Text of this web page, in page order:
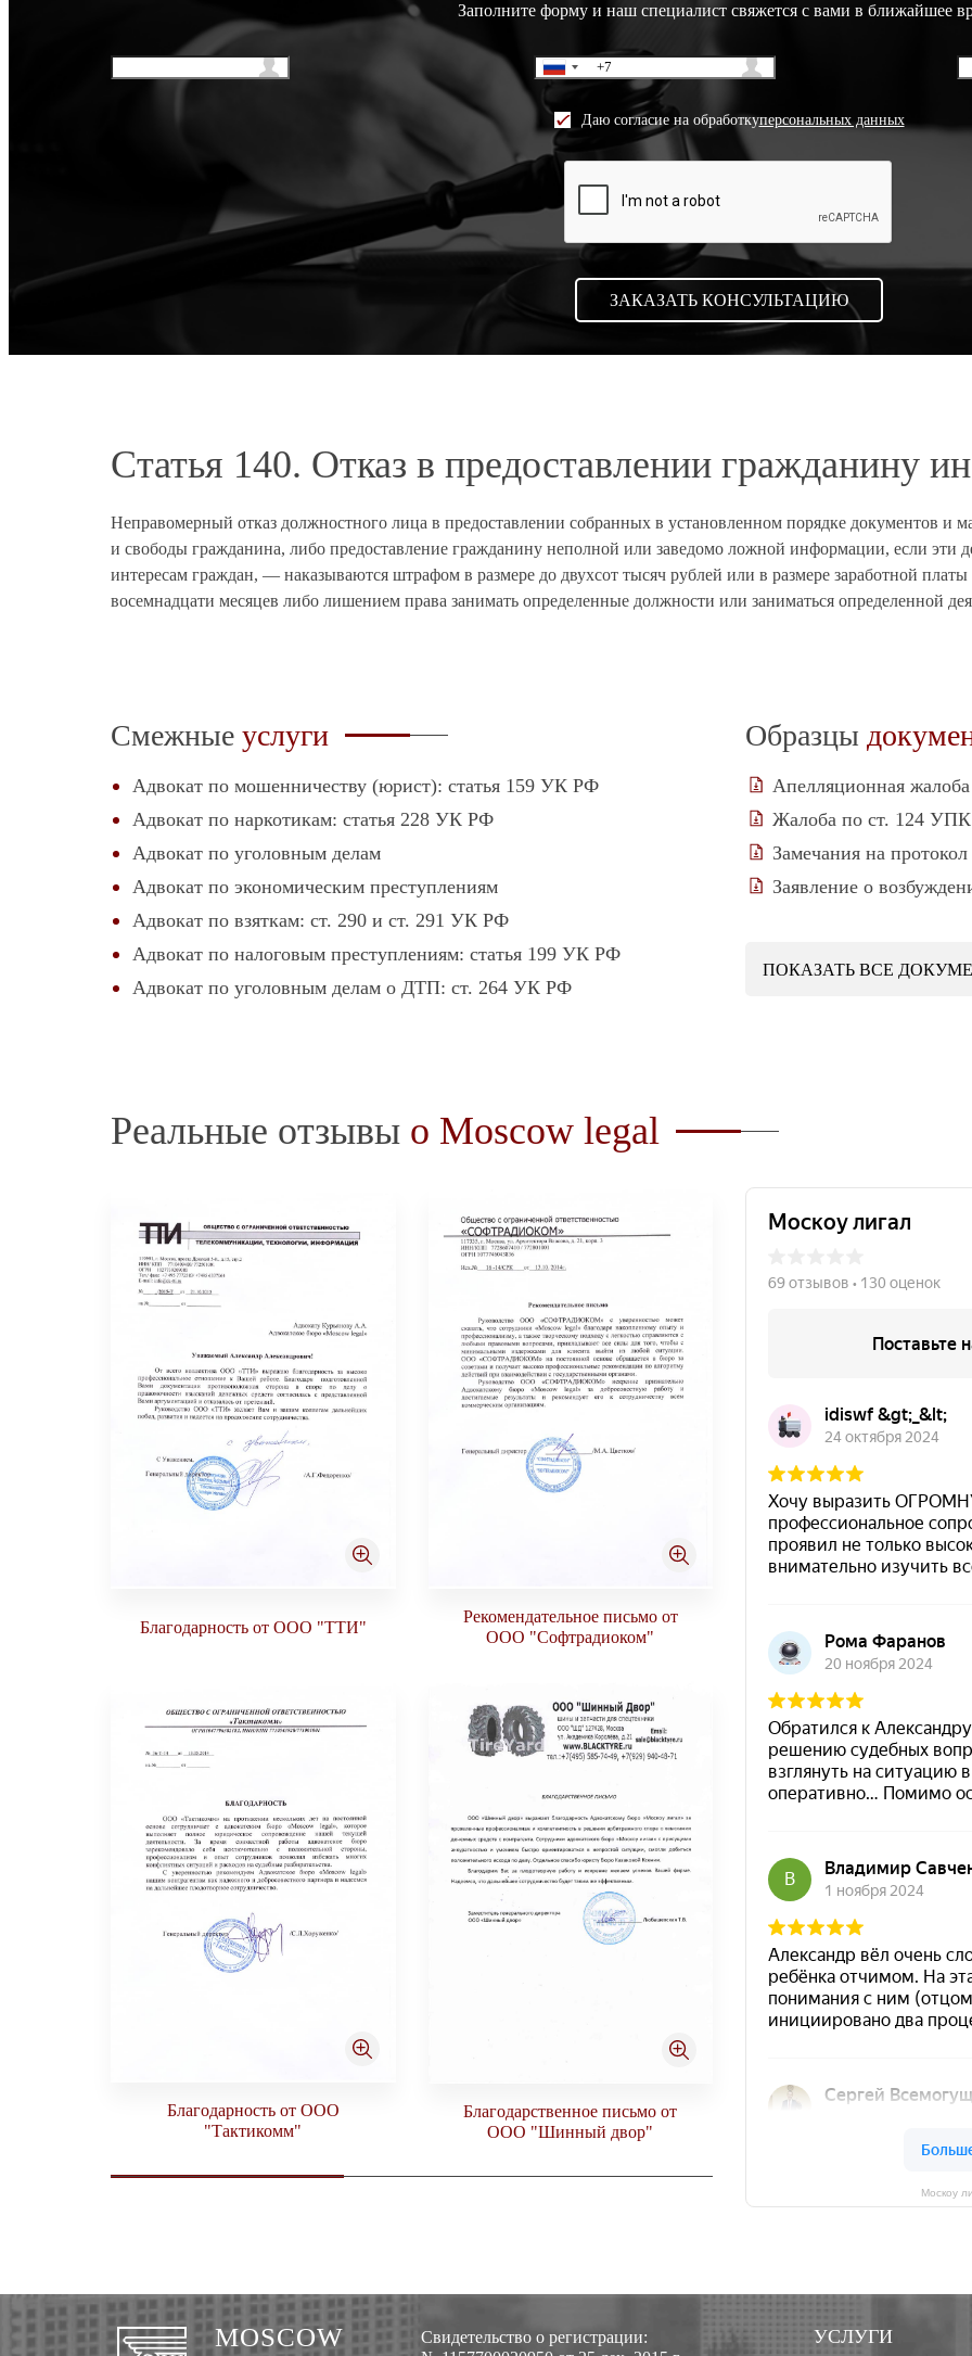
Заполните форму и наш специалист свяжется с вами в ближайшее
Даю согласие на обработкуперсональных данных
Статья 140. Отказ в предоставлении гражданину
Неправомерный отказ должностного лица в предоставлении собранных в установленном порядке документов и
и свободы гражданина, либо предоставление гражданину неполной или заведомо ложной информации, если эти
интересам граждан, — наказываются штрафом в размере до двухсот тысяч рублей или в размере заработной
восемнадцати месяцев либо лишением права занимать определенные должности или заниматься определенной
Смежные услуги
Адвокат по мошенничеству (юрист): статья 159 УК РФ
Адвокат по наркотикам: статья 228 УК РФ
Адвокат по уголовным делам
Адвокат по экономическим преступлениям
Адвокат по взяткам: ст. 290 и ст. 291 УК РФ
Адвокат по налоговым преступлениям: статья 199 УК РФ
Адвокат по уголовным делам о ДТП: ст. 264 УК РФ
Образцы
Апелляционная
Жалоба по ст. 124 УПК
Замечания на протокол
Заявление о
ПОКАЗАТЬ ВСЕ
Реальные отзывы о Moscow legal
Благодарность от ООО "ТТИ"
Благодарность от ООО
"Тактикомм"
Рекомендательное письмо от
ООО "Софтрадиоком"
Благодарственное письмо от
ООО "Шинный двор"
Групп"
Москоу
MOSCOW
Свидетельство о регистрации:
УСЛУГИ